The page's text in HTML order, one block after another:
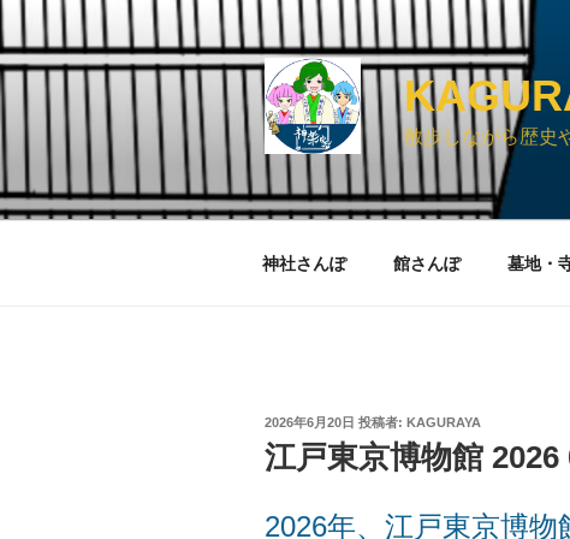
コ
ン
テ
ン
ツ
へ
ス
キ
散歩しながら歴史
神社さんぽ 館さんぽ 墓地・
投
稿
日:
2026年6月20日 投稿者: KAGURAYA
江戸東京博物館 2026
2026年、江戸東京博